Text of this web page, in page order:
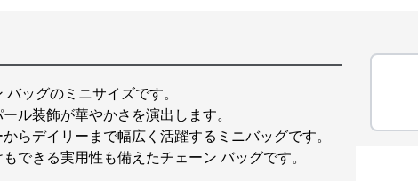
ッグのミニサイズです。
ル装飾が華やかさを演出します。
らデイリーまで幅広く活躍するミニバッグです。
できる実用性も備えたチェーン バッグです。